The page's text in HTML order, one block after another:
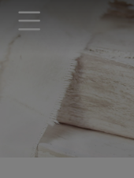
Seite
Schriftgröße
AA